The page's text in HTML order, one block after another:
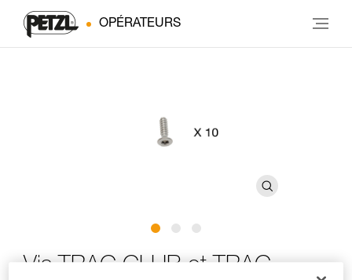
OPÉRATEURS
Vis TRAC CLUB et TRAC